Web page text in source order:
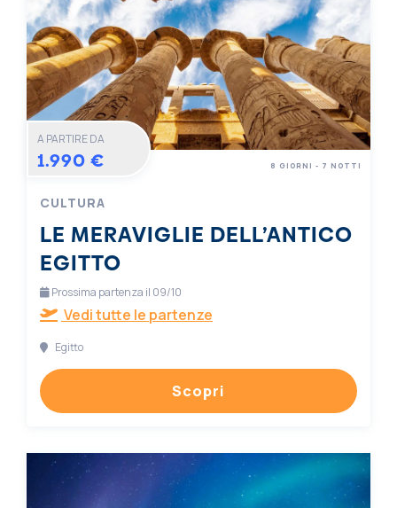
A PARTIRE DA
1.990 €
CULTURA
LE MERAVIGLIE DELL’ANTICO
EGITTO
8 GIORNI - 7 NOTTI
Prossima partenza il 09/10
Vedi tutte le partenze
Egitto
Scopri